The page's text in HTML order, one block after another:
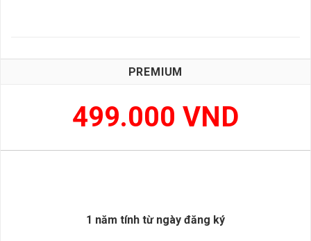
PREMIUM
499.000 VND
1 năm tính từ ngày đăng ký